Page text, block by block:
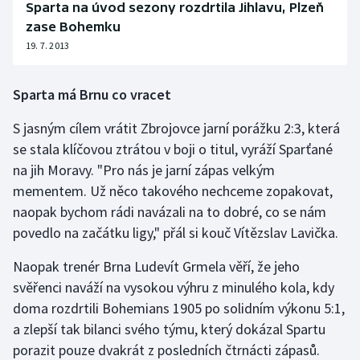
Sparta na úvod sezony rozdrtila Jihlavu, Plzeň
zase Bohemku
19. 7. 2013
Sparta má Brnu co vracet
S jasným cílem vrátit Zbrojovce jarní porážku 2:3, která
se stala klíčovou ztrátou v boji o titul, vyráží Sparťané
na jih Moravy. "Pro nás je jarní zápas velkým
mementem. Už něco takového nechceme zopakovat,
naopak bychom rádi navázali na to dobré, co se nám
povedlo na začátku ligy," přál si kouč Vítězslav Lavička.
Naopak trenér Brna Ludevít Grmela věří, že jeho
svěřenci naváží na vysokou výhru z minulého kola, kdy
doma rozdrtili Bohemians 1905 po solidním výkonu 5:1,
a zlepší tak bilanci svého týmu, který dokázal Spartu
porazit pouze dvakrát z posledních čtrnácti zápasů.